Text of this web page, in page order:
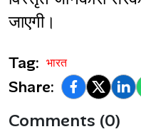
जाएगी।
Tag: भारत
Share:
Comments (0)